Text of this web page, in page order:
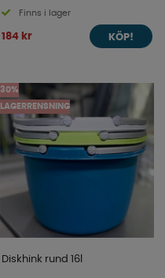
Finns i lager
184 kr KÖP!
30%
LAGERRENSNING
Diskhink rund 16l